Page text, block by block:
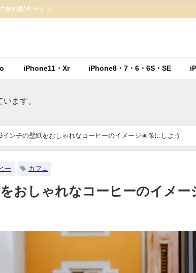
無料配布サイト
iPhone11・Xr iPhone8・7・6・6S・SE
ます。
インチの壁紙をおしゃれなコーヒーのイメージ画像にしよう
ー カフェ
おしゃれなコーヒーのイメー